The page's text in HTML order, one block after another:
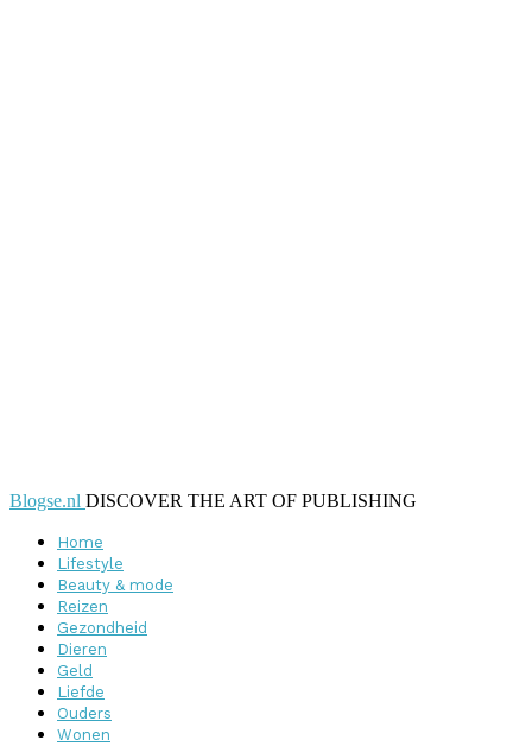
Blogse.nl DISCOVER THE ART OF PUBLISHING
Home
Lifestyle
Beauty & mode
Reizen
Gezondheid
Dieren
Geld
Liefde
Ouders
Wonen